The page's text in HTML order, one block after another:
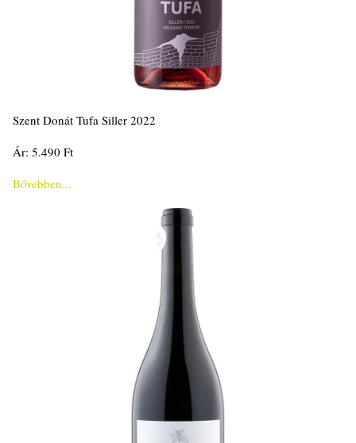
Szent Donát Tufa Siller 2022
Ár: 5.490 Ft
Bővebben...